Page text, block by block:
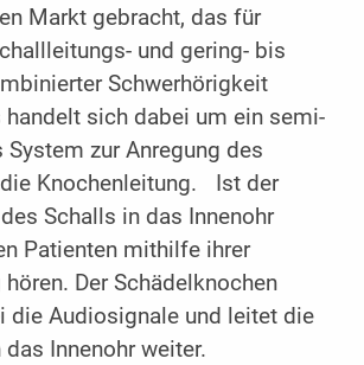
Markt gebracht, das für
und gering- bis
Schwerhörigkeit
handelt sich dabei um ein semi-
zur Anregung des
die Knochenleitung. Ist der
Schalls in das Innenohr
Patienten mithilfe ihrer
Der Schädelknochen
die Audiosignale und leitet die
Innenohr weiter.